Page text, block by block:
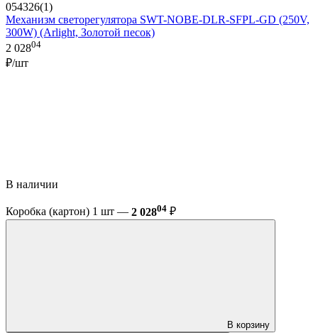
054326(1)
Механизм светорегулятора SWT-NOBE-DLR-SFPL-GD (250V,
300W) (Arlight, Золотой песок)
2 02804
₽/шт
В наличии
Коробка (картон) 1 шт — 2 02804 ₽
В корзину